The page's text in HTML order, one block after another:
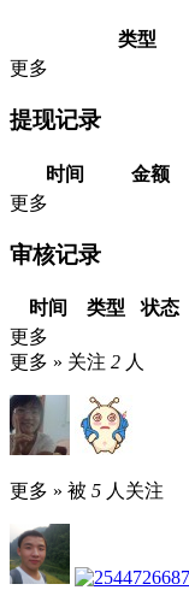
类型
更多
提现记录
时间 金额
更多
审核记录
时间 类型 状态
更多
更多 » 关注 2 人
更多 » 被 5 人关注